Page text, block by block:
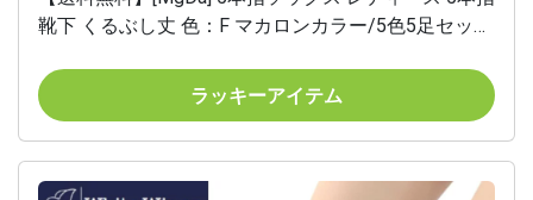
靴下 くるぶし丈 色：F マカロンカラー/5色5足セッ
ラッキーアイテム